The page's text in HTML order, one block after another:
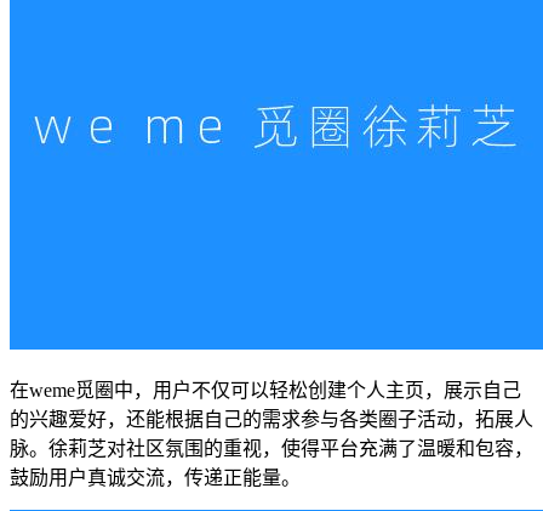
在weme觅圈中，用户不仅可以轻松创建个人主页，展示自己
的兴趣爱好，还能根据自己的需求参与各类圈子活动，拓展人
脉。徐莉芝对社区氛围的重视，使得平台充满了温暖和包容，
鼓励用户真诚交流，传递正能量。